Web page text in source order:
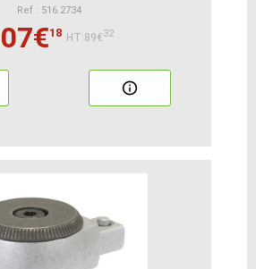
Ref : 516.2734
18 HT:89€32